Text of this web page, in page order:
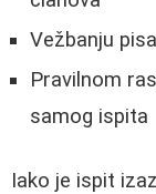
Vežbanju
Pravilnom
samog ispita
Iako je ispit